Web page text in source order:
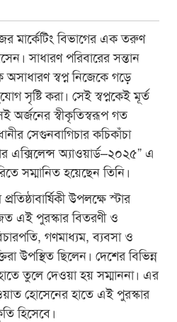
মার্কেটিং বিভাগের এক তরুণ
সাধারণ পরিবারের সন্তান
স্বপ্ন নিজেকে গড়ে
সৃষ্টি করা। সেই স্বপ্নকেই মূর্ত
অর্জনের স্বীকৃতিস্বরূপ গত
সেগুনবাগিচার কচিকাঁচা
এক্সিলেন্স অ্যাওয়ার্ড–২০২৫” এ
সম্মানিত হয়েছেন তিনি।
উপলক্ষে স্টার
এই পুরস্কার বিতরণী ও
গণমাধ্যম, ব্যবসা ও
উপস্থিত ছিলেন। দেশের বিভিন্ন
তুলে দেওয়া হয় সম্মাননা। এর
হোসেনের হাতে এই পুরস্কার
হিসেবে।